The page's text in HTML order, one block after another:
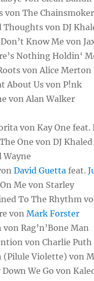
von The
Thoughts von DJ
Know Me von
Nothing Holdin‘
von Alice Merton
About Us von P!nk
von Alan Walker
von Kay One
One von DJ
Wayne
David Guetta feat.
Me von Starley
To The Rhythm
vonMark Forster
von Rag’n’Bone Man
von Charlie Puth
(Pilule Violette) von
Down We Go von